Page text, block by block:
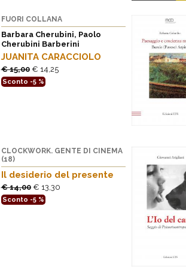
FUORI COLLANA
Barbara Cherubini, Paolo
Cherubini Barberini
JUANITA CARACCIOLO
€ 15,00 € 14,25
Sconto -5 %
CLOCKWORK. GENTE DI CINEMA
(18)
Il desiderio del presente
€ 14,00 € 13,30
Sconto -5 %